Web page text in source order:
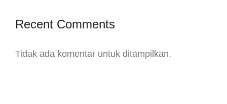
Recent Comments
Tidak ada komentar untuk ditampilkan.